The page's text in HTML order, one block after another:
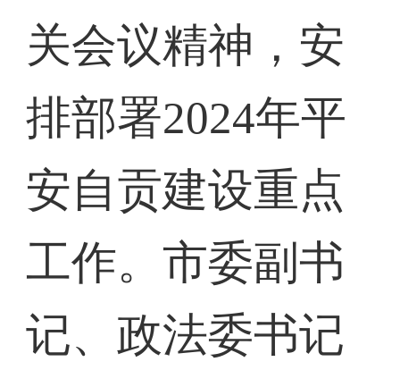
关会议精神，安
排部署2024年平
安自贡建设重点
工作。市委副书
记、政法委书记